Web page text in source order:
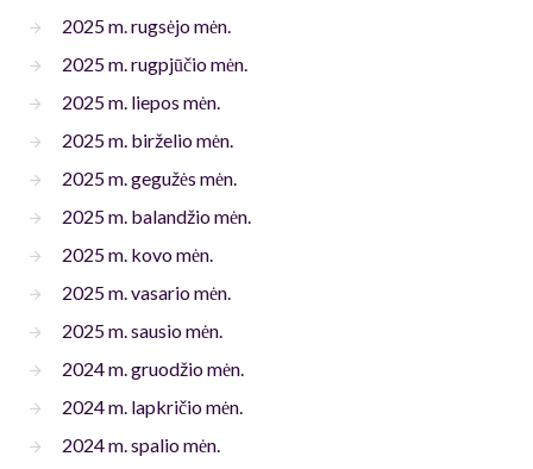
2025 m. rugsėjo mėn.
2025 m. rugpjūčio mėn.
2025 m. liepos mėn.
2025 m. birželio mėn.
2025 m. gegužės mėn.
2025 m. balandžio mėn.
2025 m. kovo mėn.
2025 m. vasario mėn.
2025 m. sausio mėn.
2024 m. gruodžio mėn.
2024 m. lapkričio mėn.
2024 m. spalio mėn.